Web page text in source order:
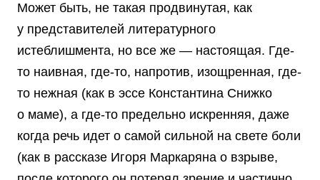
Может быть, не такая продвинутая, как
у представителей литературного
истеблишмента, но все же — настоящая. Где-
то наивная, где-то, напротив, изощренная, где-
то нежная (как в эссе Константина Снижко
о маме), а где-то предельно искренняя, даже
когда речь идет о самой сильной на свете боли
(как в рассказе Игоря Маркаряна о взрыве,